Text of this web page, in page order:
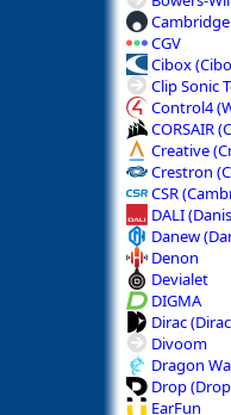
CGV
Cibox
Clip Sonic
Control4
CORSAIR
Creative
Crestron
CSR
DALI
Danew
Denon
Devialet
DIGMA
Dirac
Divoom
Dragon
Drop
EarFun